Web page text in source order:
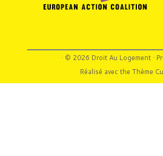
· © 2026 Droit Au Logement·
Réalisé avec theThème